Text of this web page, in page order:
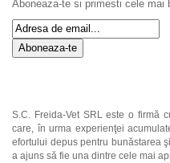
Aboneaza-te si primesti cele mai
Aboneaza-te
S.C. Freida-Vet SRL este o firmă
care, în urma experienţei
efortului depus pentru bunăstarea
a ajuns să fie una dintre cele mai